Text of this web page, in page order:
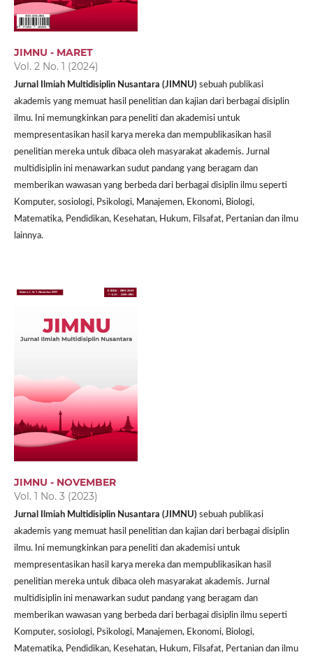
JIMNU - MARET
Vol. 2 No. 1 (2024)
Jurnal Ilmiah Multidisiplin Nusantara (JIMNU) sebuah publikasi
akademis yang memuat hasil penelitian dan kajian dari berbagai disiplin
ilmu. Ini memungkinkan para peneliti dan akademisi untuk
mempresentasikan hasil karya mereka dan mempublikasikan hasil
penelitian mereka untuk dibaca oleh masyarakat akademis. Jurnal
multidisiplin ini menawarkan sudut pandang yang beragam dan
memberikan wawasan yang berbeda dari berbagai disiplin ilmu seperti
Komputer, sosiologi, Psikologi, Manajemen, Ekonomi, Biologi,
Matematika, Pendidikan, Kesehatan, Hukum, Filsafat, Pertanian dan ilmu
lainnya.
JIMNU - NOVEMBER
Vol. 1 No. 3 (2023)
Jurnal Ilmiah Multidisiplin Nusantara (JIMNU) sebuah publikasi
akademis yang memuat hasil penelitian dan kajian dari berbagai disiplin
ilmu. Ini memungkinkan para peneliti dan akademisi untuk
mempresentasikan hasil karya mereka dan mempublikasikan hasil
penelitian mereka untuk dibaca oleh masyarakat akademis. Jurnal
multidisiplin ini menawarkan sudut pandang yang beragam dan
memberikan wawasan yang berbeda dari berbagai disiplin ilmu seperti
Komputer, sosiologi, Psikologi, Manajemen, Ekonomi, Biologi,
Matematika, Pendidikan, Kesehatan, Hukum, Filsafat, Pertanian dan ilmu